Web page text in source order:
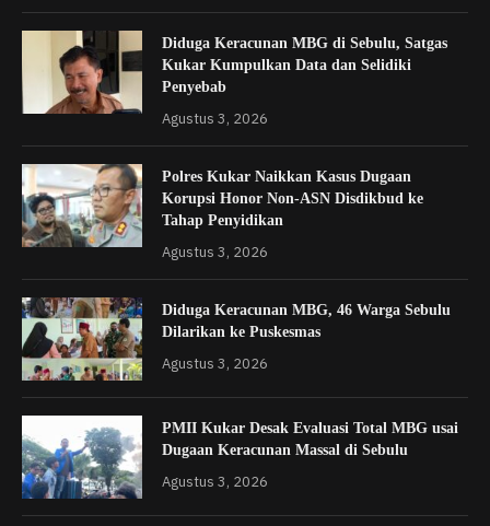
Diduga Keracunan MBG di Sebulu, Satgas
Kukar Kumpulkan Data dan Selidiki
Penyebab
Agustus 3, 2026
Polres Kukar Naikkan Kasus Dugaan
Korupsi Honor Non-ASN Disdikbud ke
Tahap Penyidikan
Agustus 3, 2026
Diduga Keracunan MBG, 46 Warga Sebulu
Dilarikan ke Puskesmas
Agustus 3, 2026
PMII Kukar Desak Evaluasi Total MBG usai
Dugaan Keracunan Massal di Sebulu
Agustus 3, 2026